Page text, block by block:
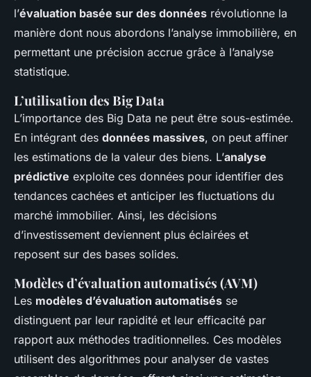
l’évaluation basée sur des données révolutionne la
manière dont nous abordons l’analyse immobilière, en
permettant une précision accrue grâce à l’analyse
statistique.
L’utilisation des Big Data
L’importance des Big Data ne peut être sous-estimée.
En intégrant des données massives, on peut affiner
les estimations de la valeur des biens. L’analyse
prédictive exploite ces données pour identifier des
tendances cachées et anticiper les fluctuations du
marché immobilier. Ainsi, les décisions
d’investissement deviennent plus éclairées et
reposent sur des bases solides.
Modèles d’évaluation automatisés (AVM)
Les modèles d’évaluation automatisés se
distinguent par leur rapidité et leur efficacité par
rapport aux méthodes traditionnelles. Ces modèles
utilisent des algorithmes pour analyser de vastes